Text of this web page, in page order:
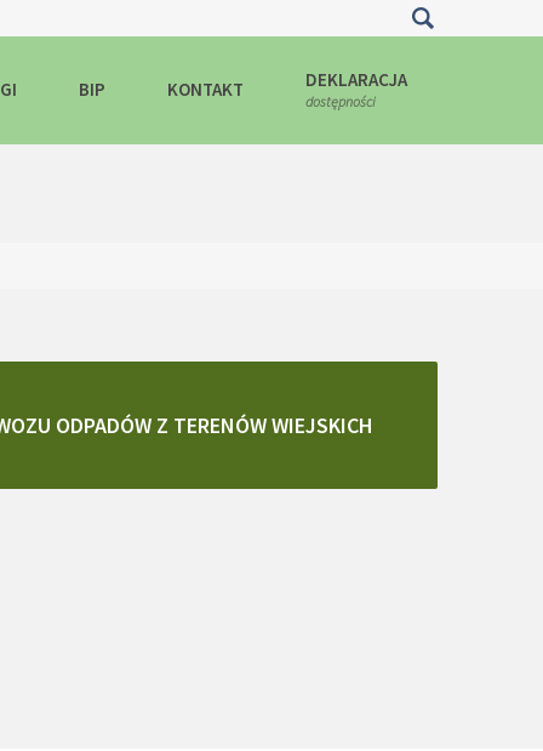
BIP KONTAKT DEKLARACJA
dostępności
ODPADÓW Z TERENÓW WIEJSKICH